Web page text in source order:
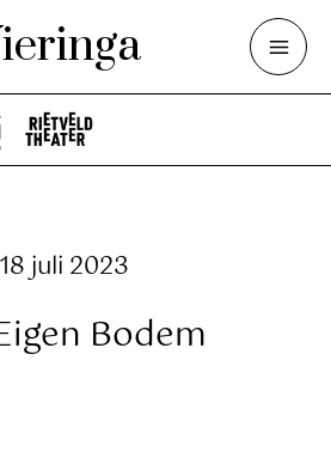
18 juli 2023
Bodem